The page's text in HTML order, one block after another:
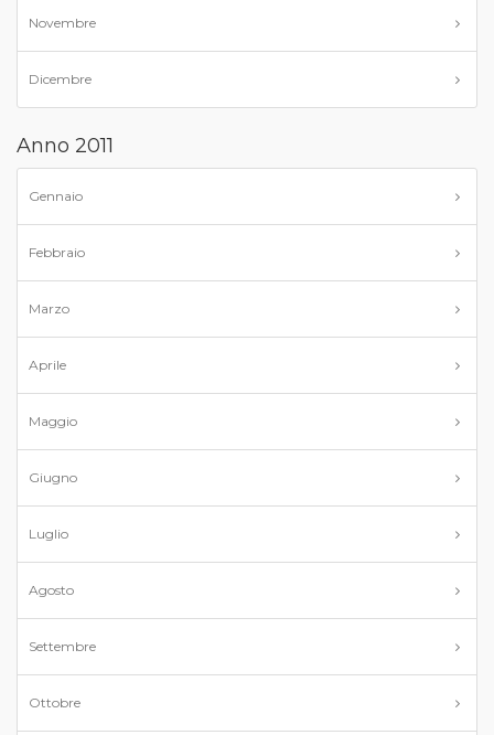
Novembre
Dicembre
Anno 2011
Gennaio
Febbraio
Marzo
Aprile
Maggio
Giugno
Luglio
Agosto
Settembre
Ottobre